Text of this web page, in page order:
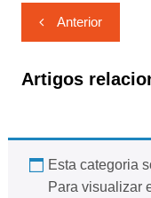
Navegação
de
Post
Anterior
Artigos
Esta categoria
Para visualizar